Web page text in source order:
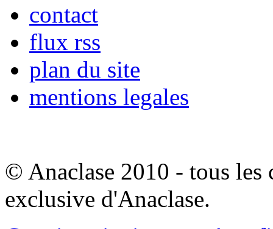
contact
flux rss
plan du site
mentions legales
© Anaclase 2010 - tous les
exclusive d'Anaclase.